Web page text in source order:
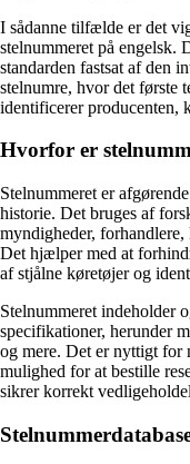
I sådanne tilfælde er det
stelnummeret på engelsk.
standarden fastsat af den
stelnumre, hvor det første
identificerer producenten,
Hvorfor er
Stelnummeret er
historie. Det bruges af
myndigheder,
Det hjælper med at
af stjålne køretøjer og
Stelnummeret indeholder
specifikationer, herunder
og mere. Det er nyttigt for
mulighed for at bestille
sikrer korrekt